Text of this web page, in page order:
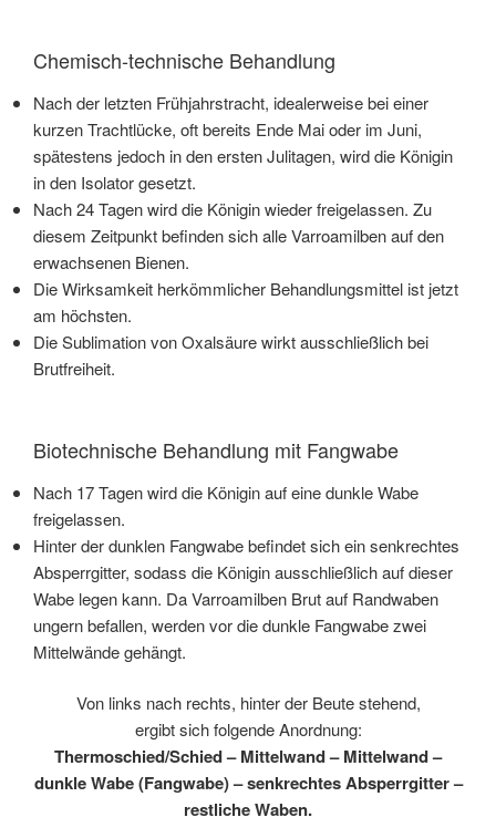
Chemisch-technische Behandlung
Nach der letzten Frühjahrstracht, idealerweise bei einer
kurzen Trachtlücke, oft bereits Ende Mai oder im Juni,
spätestens jedoch in den ersten Julitagen, wird die Königin
in den Isolator gesetzt.
Nach 24 Tagen wird die Königin wieder freigelassen. Zu
diesem Zeitpunkt befinden sich alle Varroamilben auf den
erwachsenen Bienen.
Die Wirksamkeit herkömmlicher Behandlungsmittel ist jetzt
am höchsten.
Die Sublimation von Oxalsäure wirkt ausschließlich bei
Brutfreiheit.
Biotechnische Behandlung mit Fangwabe
Nach 17 Tagen wird die Königin auf eine dunkle Wabe
freigelassen.
Hinter der dunklen Fangwabe befindet sich ein senkrechtes
Absperrgitter, sodass die Königin ausschließlich auf dieser
Wabe legen kann. Da Varroamilben Brut auf Randwaben
ungern befallen, werden vor die dunkle Fangwabe zwei
Mittelwände gehängt.
Von links nach rechts, hinter der Beute stehend,
ergibt sich folgende Anordnung:
Thermoschied/Schied – Mittelwand – Mittelwand –
dunkle Wabe (Fangwabe) – senkrechtes Absperrgitter –
restliche Waben.